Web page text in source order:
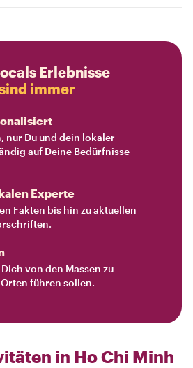
Erlebnisse
immer
nur Du und dein lokaler
auf Deine Bedürfnisse
Experte
Fakten bis hin zu aktuellen
von den Massen zu
führen sollen.
in Ho Chi Minh